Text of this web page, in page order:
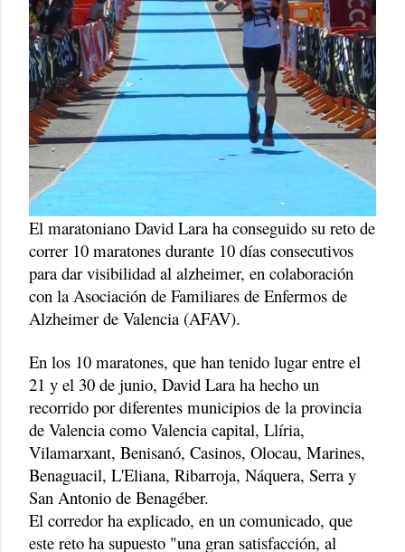
El maratoniano David Lara ha conseguido su reto de
correr 10 maratones durante 10 días consecutivos
para dar visibilidad al alzheimer, en colaboración
con la Asociación de Familiares de Enfermos de
Alzheimer de Valencia (AFAV).
En los 10 maratones, que han tenido lugar entre el
21 y el 30 de junio, David Lara ha hecho un
recorrido por diferentes municipios de la provincia
de Valencia como Valencia capital, Llíria,
Vilamarxant, Benisanó, Casinos, Olocau, Marines,
Benaguacil, L'Eliana, Ribarroja, Náquera, Serra y
San Antonio de Benagéber.
El corredor ha explicado, en un comunicado, que
este reto ha supuesto "una gran satisfacción, al